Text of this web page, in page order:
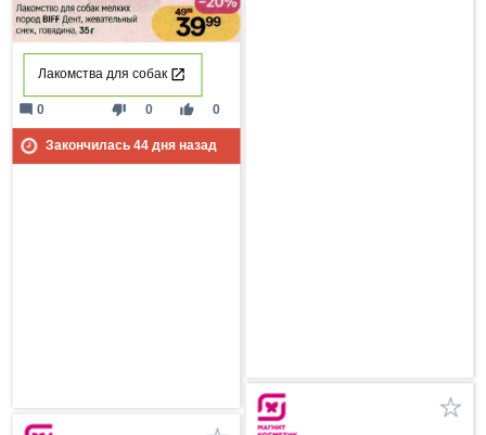
Лакомства для собак
thumb_down 0 thumb_up 0
mode_comment 0
Закончилась 44дня назад